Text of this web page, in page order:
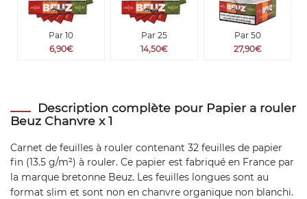
Par 10
6,90€
Par 25
14,50€
Par 50
27,90€
Description complète pour Papier a rouler
Beuz Chanvre x 1
Carnet de feuilles à rouler contenant 32 feuilles de papier
fin (13.5 g/m²) à rouler. Ce papier est fabriqué en France par
la marque bretonne Beuz. Les feuilles longues sont au
format slim et sont non en chanvre organique non blanchi.